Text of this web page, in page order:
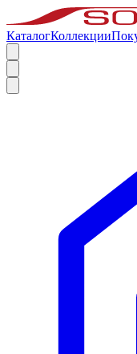
КаталогКоллекции